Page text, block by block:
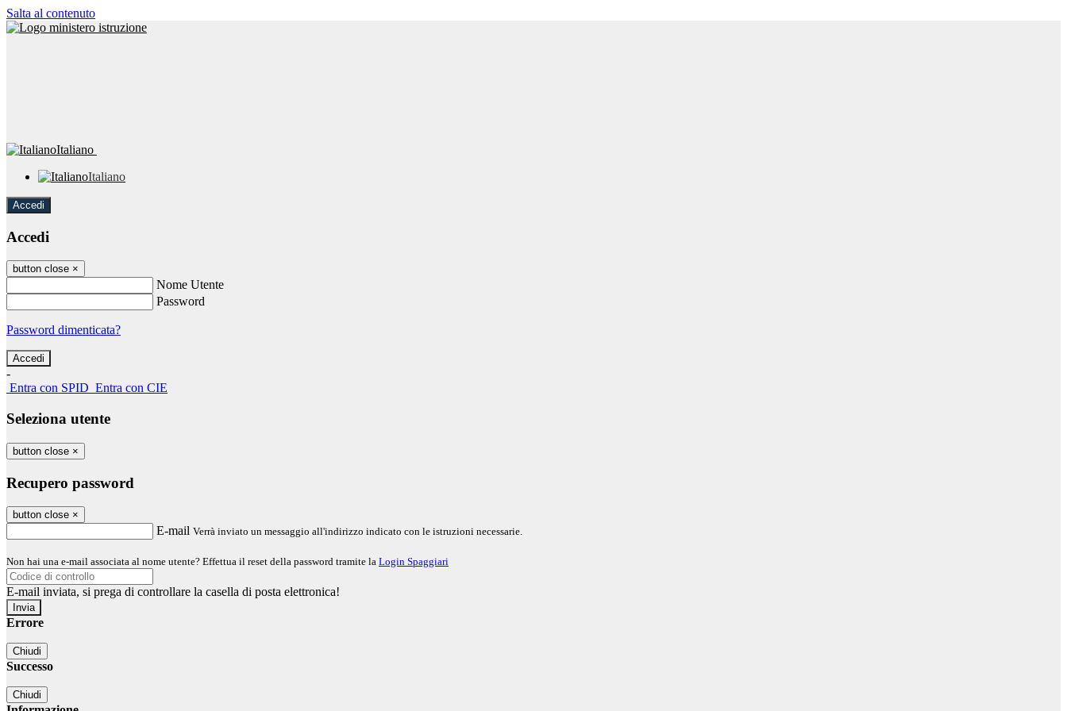
Salta al contenuto
Italiano
Italiano
Accedi
Accedi
button close ×
Nome Utente
Password
Password dimenticata?
-
Entra con SPID Entra con CIE
Seleziona utente
button close ×
Recupero password
button close ×
E-mail Verrà inviato un messaggio all'indirizzo indicato con le istruzioni necessarie.
Non hai una e-mail associata al nome utente? Effettua il reset della password tramite la Login Spaggiari
E-mail inviata, si prega di controllare la casella di posta elettronica!
Errore
Chiudi
Successo
Chiudi